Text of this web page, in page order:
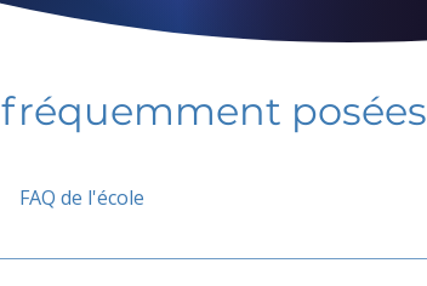
posées
FAQ de l'école